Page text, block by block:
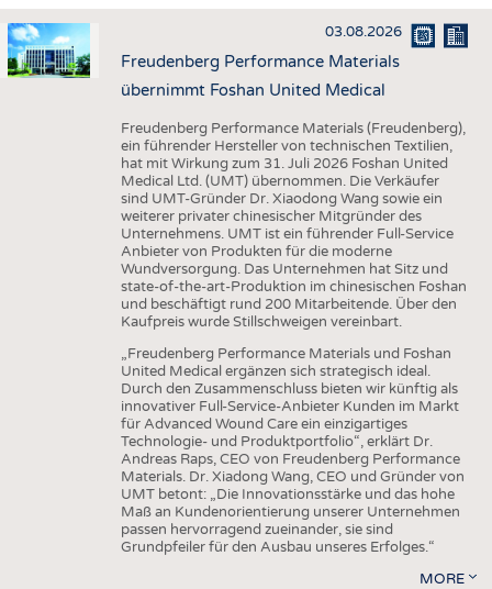
HAUS- UND HEIMTEXTILIEN
BEKLEIDUNG
TESTS
AUSSCHREIBUNGEN
DTV AUSSCHREIBUNGSDIENST
STATISTICS
DAUNENCHECK
ADRESSEN & LINKS
PUBLIKATIONEN
TERMINE
BRANCHENTERMINE
03.08.2026
Freudenberg Performance Materials
übernimmt Foshan United Medical
Freudenberg Performance Materials (Freudenberg),
ein führender Hersteller von technischen Textilien,
hat mit Wirkung zum 31. Juli 2026 Foshan United
Medical Ltd. (UMT) übernommen. Die Verkäufer
sind UMT-Gründer Dr. Xiaodong Wang sowie ein
weiterer privater chinesischer Mitgründer des
Unternehmens. UMT ist ein führender Full-Service
Anbieter von Produkten für die moderne
Wundversorgung. Das Unternehmen hat Sitz und
state-of-the-art-Produktion im chinesischen Foshan
und beschäftigt rund 200 Mitarbeitende. Über den
Kaufpreis wurde Stillschweigen vereinbart.
„Freudenberg Performance Materials und Foshan
United Medical ergänzen sich strategisch ideal.
Durch den Zusammenschluss bieten wir künftig als
innovativer Full-Service-Anbieter Kunden im Markt
für Advanced Wound Care ein einzigartiges
Technologie- und Produktportfolio“, erklärt Dr.
Andreas Raps, CEO von Freudenberg Performance
Materials. Dr. Xiadong Wang, CEO und Gründer von
UMT betont: „Die Innovationsstärke und das hohe
Maß an Kundenorientierung unserer Unternehmen
passen hervorragend zueinander, sie sind
Grundpfeiler für den Ausbau unseres Erfolges.“
MORE